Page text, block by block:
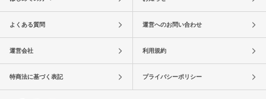
よくある質問 運営へのお問い合わせ
運営会社 利用規約
特商法に基づく表記 プライバシーポリシー